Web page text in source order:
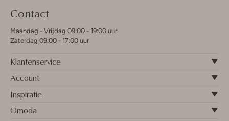
Contact
Maandag - Vrijdag 09:00 - 19:00 uur
Zaterdag 09:00 - 17:00 uur
Klantenservice
Account
Inspiratie
Omoda